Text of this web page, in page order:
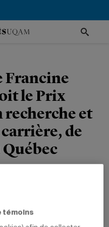
Francine
le Prix
recherche et
de
témoins